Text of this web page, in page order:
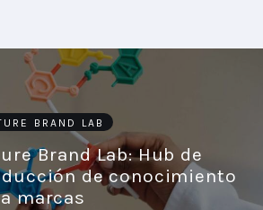
BRAND LAB
Brand Lab: Hub de
de conocimiento
marcas